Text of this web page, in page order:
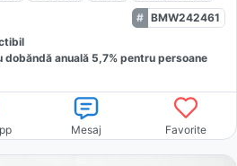
BMW242461
dobăndă anuală 5,7% pentru persoane
Mesaj Favorite